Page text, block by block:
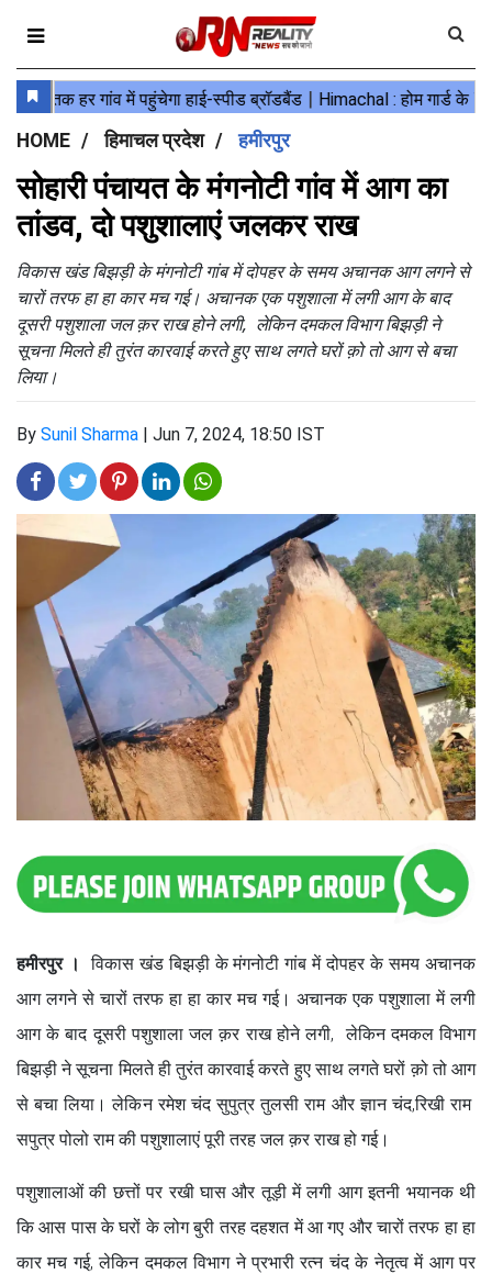
HOME हिमाचल प्रदेश हमीरपुर
सोहारी पंचायत के मंगनोटी गांव में आग का
तांडव, दो पशुशालाएं जलकर राख
विकास खंड बिझड़ी के मंगनोटी गांब में दोपहर के समय अचानक आग लगने से
चारों तरफ हा हा कार मच गई। अचानक एक पशुशाला में लगी आग के बाद
दूसरी पशुशाला जल क़र राख होने लगी, लेकिन दमकल विभाग बिझड़ी ने
सूचना मिलते ही तुरंत कारवाई करते हुए साथ लगते घरों क़ो तो आग से बचा
लिया।
By Sunil Sharma | Jun 7, 2024, 18:50 IST
हमीरपुर ।
विकास खंड बिझड़ी के मंगनोटी गांब में दोपहर के समय अचानक
आग लगने से चारों तरफ हा हा कार मच गई। अचानक एक पशुशाला में लगी
आग के बाद दूसरी पशुशाला जल क़र राख होने लगी, लेकिन दमकल विभाग
बिझड़ी ने सूचना मिलते ही तुरंत कारवाई करते हुए साथ लगते घरों क़ो तो आग
से बचा लिया। लेकिन रमेश चंद सुपुत्र तुलसी राम और ज्ञान चंद,रिखी राम
सपुत्र पोलो राम की पशुशालाएं पूरी तरह जल क़र राख हो गई।
पशुशालाओं की छत्तों पर रखी घास और तूड़ी में लगी आग इतनी भयानक थी
कि आस पास के घरों के लोग बुरी तरह दहशत में आ गए और चारों तरफ हा हा
कार मच गई, लेकिन दमकल विभाग ने प्रभारी रत्न चंद के नेतृत्व में आग पर